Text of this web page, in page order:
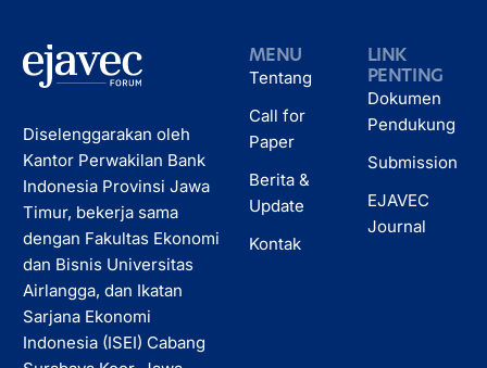
Diselenggarakan oleh
Kantor Perwakilan Bank
Indonesia Provinsi Jawa
Timur, bekerja sama
dengan Fakultas Ekonomi
dan Bisnis Universitas
Airlangga, dan Ikatan
Sarjana Ekonomi
Indonesia (ISEI) Cabang
MENU
Tentang
Call for
Paper
Berita &
Update
Kontak
LINK
PENTING
Dokumen
Pendukung
Submission
EJAVEC
Journal